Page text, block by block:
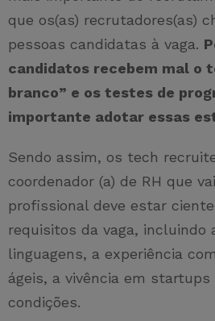
que os(as) recrutadores(as)
pessoas candidatas à vaga.
candidatos recebem mal o
branco” e os testes de
importante adotar essas
Sendo assim, os tech
coordenador (a) de RH que
profissional deve estar
requisitos da vaga, incluindo
linguagens, a experiência
ágeis, a vivência em
condições.